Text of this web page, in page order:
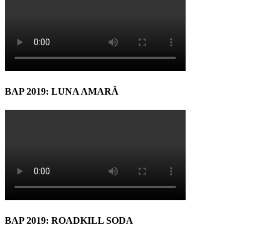
BAP 2019: LUNA AMARĂ
BAP 2019: ROADKILL SODA